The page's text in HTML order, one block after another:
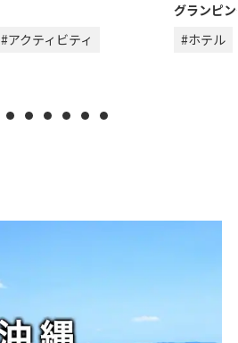
#アクティビティ
グランピ
#ホテル